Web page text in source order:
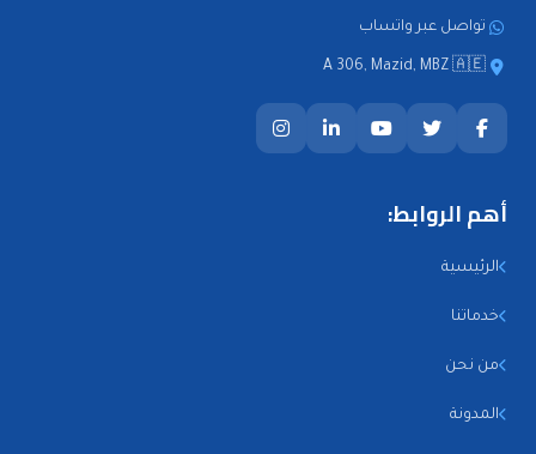
تواصل عبر واتساب
A 306, Mazid, MBZ 🇦🇪
أهم الروابط:
الرئيسية
خدماتنا
من نحن
المدونة